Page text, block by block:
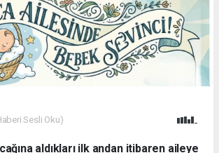
Sesli Oku)
aldıkları ilk andan itibaren aileye